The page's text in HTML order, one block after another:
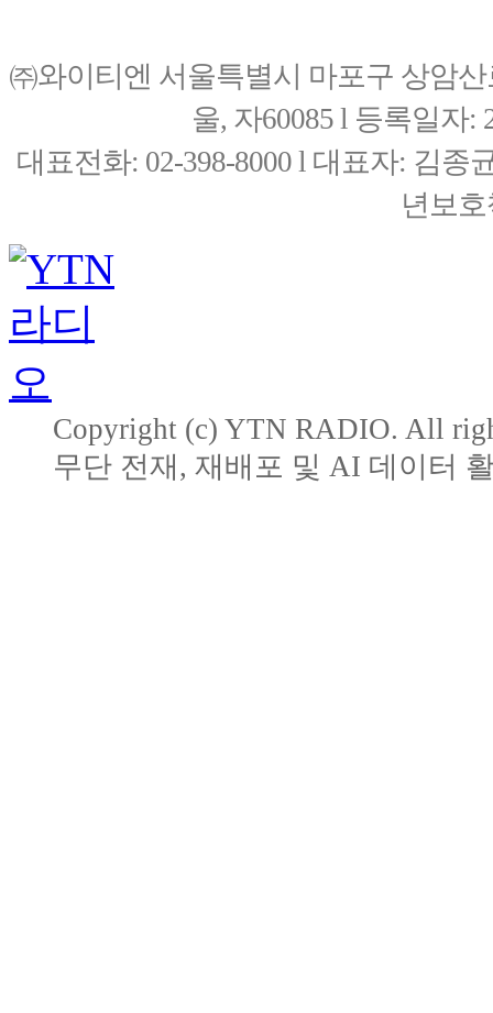
㈜와이티엔 서울특별시 마포구 상암
울, 자60085 l 등록일자:
대표전화: 02-398-8000 l 대표자: 김종
년보
Copyright (c) YTN RADIO. All
무단 전재, 재배포 및 AI 데이터